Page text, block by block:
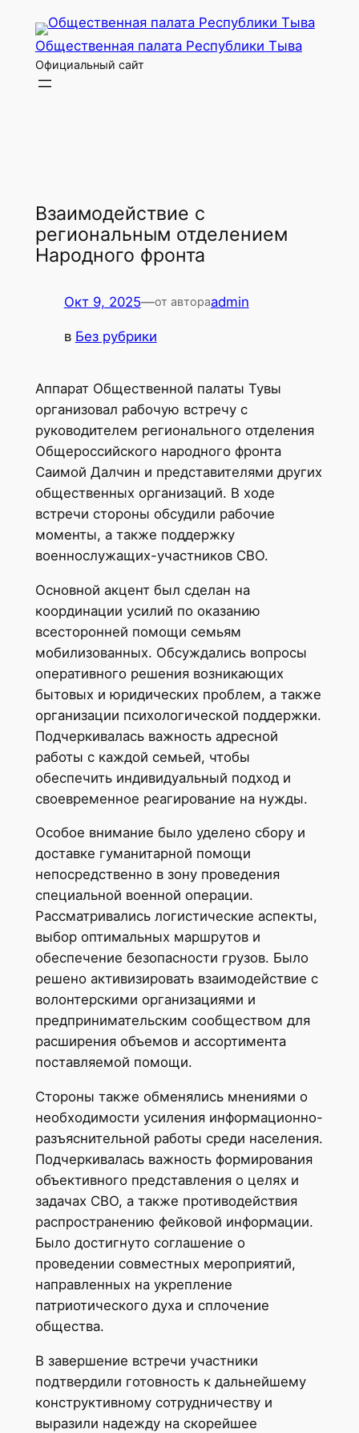
Перейти
содержимому
Общественная палата Республики Тыва
Официальный сайт
Взаимодействие с
региональным отделением
Народного фронта
Окт 9, 2025—от автораadmin
в Без рубрики
Аппарат Общественной палаты Тувы
организовал рабочую встречу с
руководителем регионального отделения
Общероссийского народного фронта
Саимой Далчин и представителями других
общественных организаций. В ходе
встречи стороны обсудили рабочие
моменты, а также поддержку
военнослужащих-участников СВО.
Основной акцент был сделан на
координации усилий по оказанию
всесторонней помощи семьям
мобилизованных. Обсуждались вопросы
оперативного решения возникающих
бытовых и юридических проблем, а также
организации психологической поддержки.
Подчеркивалась важность адресной
работы с каждой семьей, чтобы
обеспечить индивидуальный подход и
своевременное реагирование на нужды.
Особое внимание было уделено сбору и
доставке гуманитарной помощи
непосредственно в зону проведения
специальной военной операции.
Рассматривались логистические аспекты,
выбор оптимальных маршрутов и
обеспечение безопасности грузов. Было
решено активизировать взаимодействие с
волонтерскими организациями и
предпринимательским сообществом для
расширения объемов и ассортимента
поставляемой помощи.
Стороны также обменялись мнениями о
необходимости усиления информационно-
разъяснительной работы среди населения.
Подчеркивалась важность формирования
объективного представления о целях и
задачах СВО, а также противодействия
распространению фейковой информации.
Было достигнуто соглашение о
проведении совместных мероприятий,
направленных на укрепление
патриотического духа и сплочение
общества.
В завершение встречи участники
подтвердили готовность к дальнейшему
конструктивному сотрудничеству и
выразили надежду на скорейшее